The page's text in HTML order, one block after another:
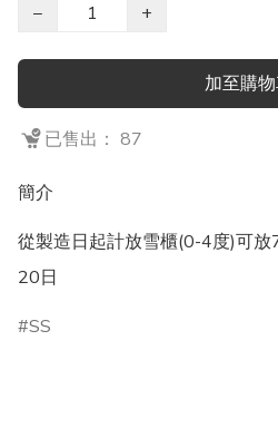
−
+
加至購
已售出： 87
簡介
從製造日起計放雪櫃(0-4度)可
20日
SS